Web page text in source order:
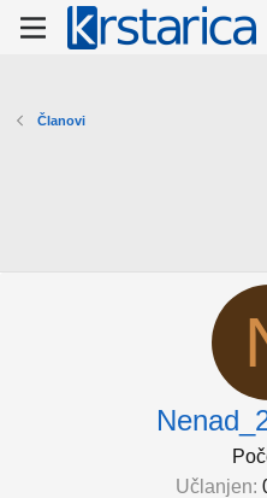
Članovi
Učlanjen